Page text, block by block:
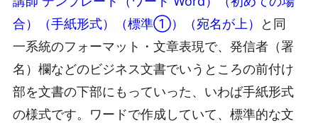
合）（手紙形式）（標準①）（宛名が上）
と同
一系統のフォーマット・文章表現で、発信者（署
名）欄などのビジネス文書でいうところの前付け
部を文書の下部にもっていった、いわば手紙形式
の様式です。ワードで作成していて、標準的な文